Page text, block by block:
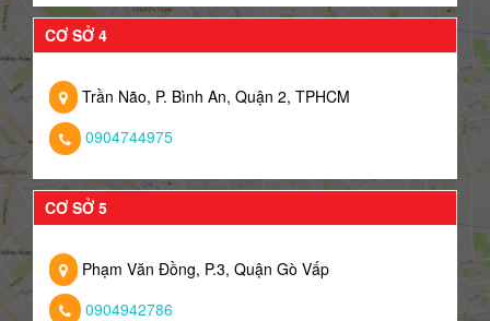
CƠ SỞ 4
Trần Não, P. Bình An, Quận 2, TPHCM
0904744975
CƠ SỞ 5
Phạm Văn Đồng, P.3, Quận Gò Vấp
0904942786